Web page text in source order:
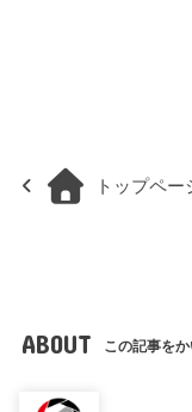
トップペー
ABOUT この記事を